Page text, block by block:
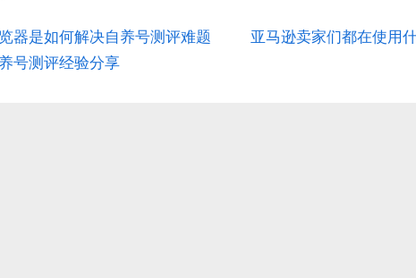
器是如何解决自养号测评难题
号测评经验分享
N
亚马逊卖家们都在使用